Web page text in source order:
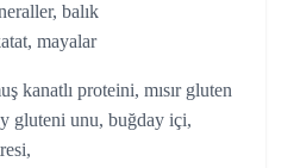
balık
mayalar
kanatlı proteini, mısır gluten
gluteni unu, buğday içi,